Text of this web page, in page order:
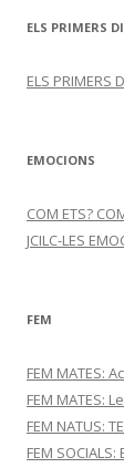
ELS PRIMERS
ELS PRIMERS
EMOCIONS
COM ETS?
JCILC-LES
FEM
FEM MATES:
FEM MATES:
FEM NATUS:
FEM